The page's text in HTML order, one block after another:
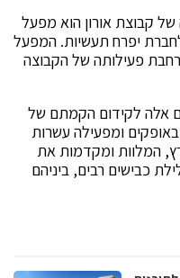
קבוצת אורון הוא מפעל
יפרח תעשיות. המפעל
פעילותה של הקבוצה
אלה לקידום הקמתם של
ומפעילה עשרות
המלוות ומקדמות את
כבישים רבים, ביניהם